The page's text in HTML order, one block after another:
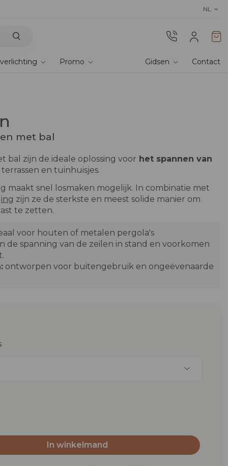
! Bestel stalen en
NL
Promo Gidsen Contact
met bal
bal zijn de ideale oplossing voor het spannen van
en tuinhuisjes.
maakt snel losmaken mogelijk. In combinatie met
zijn ze de sterkste en meest solide manier om
te zetten.
voor houten of metalen pergola's
de spanning van de zeilen in stand en voorkomen
ontworpen voor buitengebruik en ongeëvenaarde
In winkelmand